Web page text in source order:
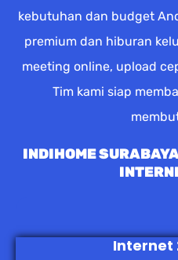
kebutuhan dan budget
premium dan hiburan
meeting online, upload
Tim kami siap
INDIHOME
Internet